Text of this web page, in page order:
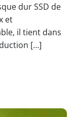
dur SSD de
et
il tient dans
[…]